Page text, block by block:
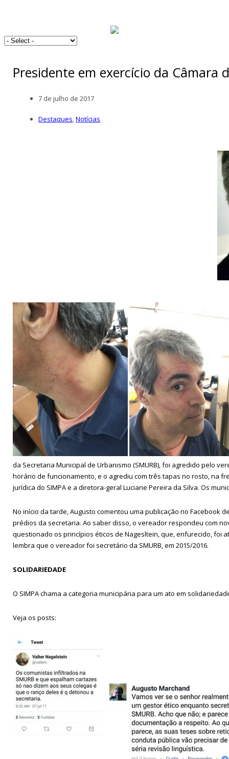
Presidente em exercício da Câmara
7 de julho de 2017
Destaques,Notícias
da Secretaria Municipal de Urbanismo (SMURB), foi agredido pelo
horário de funcionamento, e o agrediu com três tapas no rosto, na
jurídica do SIMPA e a diretora-geral Luciane Pereira da Silva. Os
No início da tarde, Augusto comentou uma publicação no Facebook
prédios da secretaria. Ao saber disso, o vereador respondeu com
questionado os princípios éticos de Nagesltein, que, enfurecido, foi
lembra que o vereador foi secretário da SMURB, em 2015/2016.
SOLIDARIEDADE
O SIMPA chama a categoria municipária para um ato em
Veja os posts: